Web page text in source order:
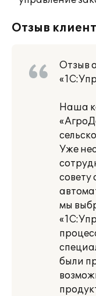
Отзыв
Отзыв
Наша
Уже
совету
мы
были